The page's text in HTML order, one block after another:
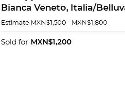
Bianca Veneto, Italia/
Moscato, Vazzola,
Thurgau/ Entre otras. Pzas
Estimate MXN$1,500 - MXN$1,800
Sold for MXN$1,200